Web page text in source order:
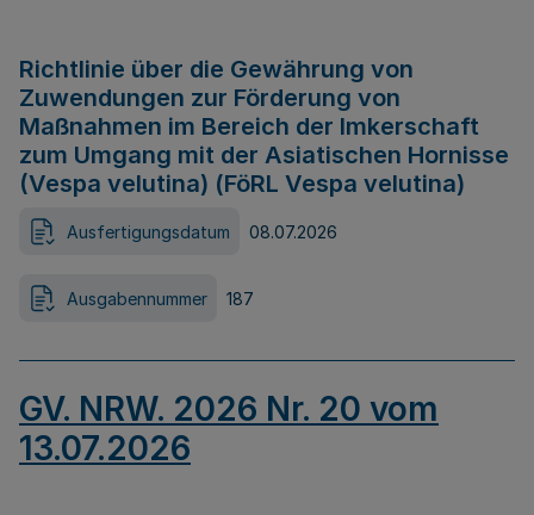
Richtlinie über die Gewährung von
Zuwendungen zur Förderung von
Maßnahmen im Bereich der Imkerschaft
zum Umgang mit der Asiatischen Hornisse
(Vespa velutina) (FöRL Vespa velutina)
Ausfertigungsdatum 08.07.2026
Ausgabennummer 187
GV. NRW. 2026 Nr. 20 vom
13.07.2026